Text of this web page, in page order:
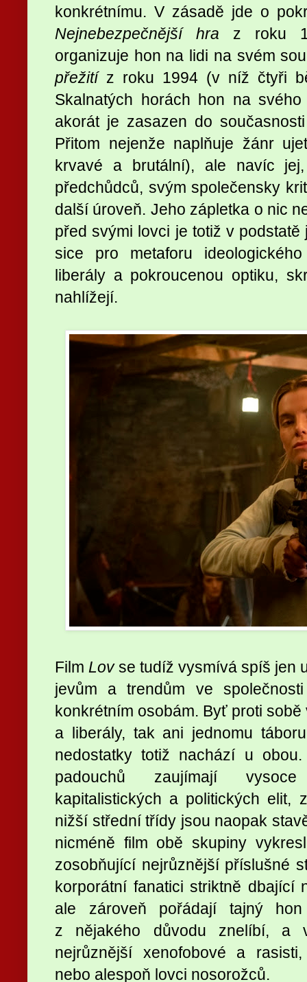
konkrétnímu. V zásadě jde o
Nejnebezpečnější hra z roku
organizuje hon na lidi na svém
přežitíz roku 1994 (v níž čtyři
Skalnatých horách hon na
akorát je zasazen do
Přitom nejenže naplňuje žánr
krvavé a brutální), ale navíc
předchůdců, svým společensky
další úroveň. Jeho zápletka o nic
před svými lovci je totiž v
sice pro metaforu
liberály a pokroucenou optiku,
nahlížejí.
Film Lovse tudíž vysmívá spíš jen
jevům a trendům ve
konkrétním osobám. Byť proti
a liberály, tak ani jednomu
nedostatky totiž nachází u
padouchů zaujímají
kapitalistických a politických elit,
nižší střední třídy jsou naopak
nicméně film obě skupiny
zosobňující nejrůznější příslušné
korporátní fanatici striktně dbající
ale zároveň pořádají tajný
z nějakého důvodu znelíbí, a
nejrůznější xenofobové a
nebo alespoň lovci nosorožců.